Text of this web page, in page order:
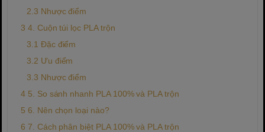
Nhược điểm
4. Cuộn túi lọc PLA trộn
Đặc điểm
Ưu điểm
Nhược điểm
5. So sánh nhanh PLA 100% và PLA trộn
6. Nên chọn loại nào?
7. Cách phân biệt PLA 100% và PLA trộn